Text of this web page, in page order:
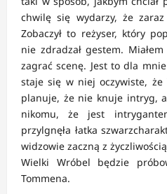
chwilę się wydarzy, że
Zobaczył to reżyser, który
nie zdradzał gestem.
zagrać scenę. Jest to dla
staje się w niej oczywiste,
planuje, że nie knuje intryg,
nikomu, że jest
przylgnęła łatka
widzowie zaczną z
Wielki Wróbel będzie
Tommena.